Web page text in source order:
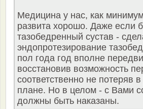
Медицина у нас, как
развита хорошо. Даже если
тазобедренный сустав -
эндопротезирование
пол года год вполне
восстановив возможность
соответственно не потеряв
плане. Но в целом - с Вами
должны быть наказаны.